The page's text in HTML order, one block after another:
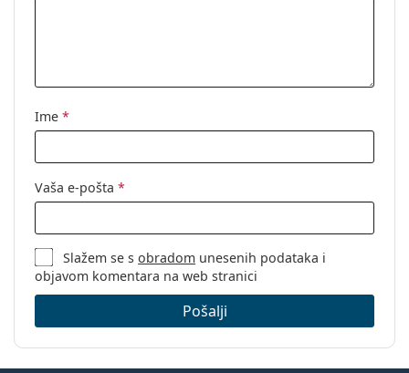
Ime *
Vaša e-pošta *
Slažem se sobradom unesenih podataka i
objavom komentara na web stranici
Pošalji